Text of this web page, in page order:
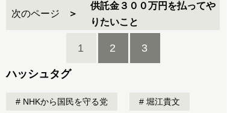
次のページ
供託金３００万円を払ってや
りたいこと
1 2 3
ハッシュタグ
NHKから国民を守る党 堀江貴文